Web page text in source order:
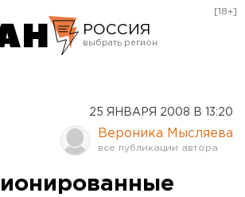
РОССИЯ
Оренбург
[18+]
25 ЯНВАРЯ 2008 В 13:20
Вероника Мысляева